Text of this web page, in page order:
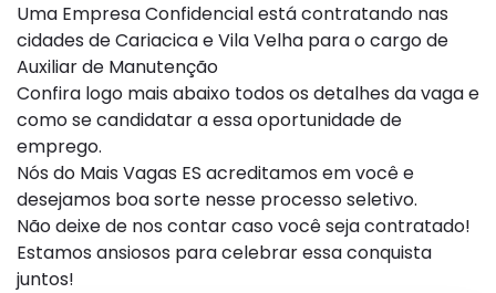
Uma Empresa Confidencial está contratando nas
cidades de Cariacica e Vila Velha para o cargo de
Auxiliar de Manutenção
Confira logo mais abaixo todos os detalhes da vaga e
como se candidatar a essa oportunidade de
emprego.
Nós do Mais Vagas ES acreditamos em você e
desejamos boa sorte nesse processo seletivo.
Não deixe de nos contar caso você seja contratado!
Estamos ansiosos para celebrar essa conquista
juntos!